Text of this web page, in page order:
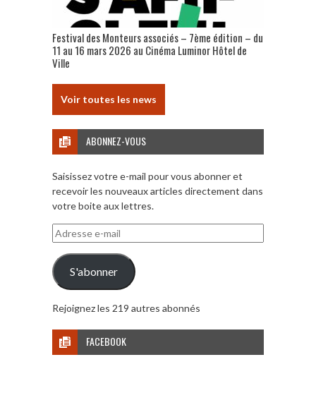
Festival des Monteurs associés – 7ème édition – du
11 au 16 mars 2026 au Cinéma Luminor Hôtel de
Ville
Voir toutes les news
ABONNEZ-VOUS
Saisissez votre e-mail pour vous abonner et
recevoir les nouveaux articles directement dans
votre boite aux lettres.
Adresse
e-
mail
S'abonner
Rejoignez les 219 autres abonnés
FACEBOOK